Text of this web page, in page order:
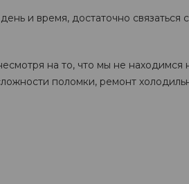
и время, достаточно
на то, что мы не
поломки, ремонт